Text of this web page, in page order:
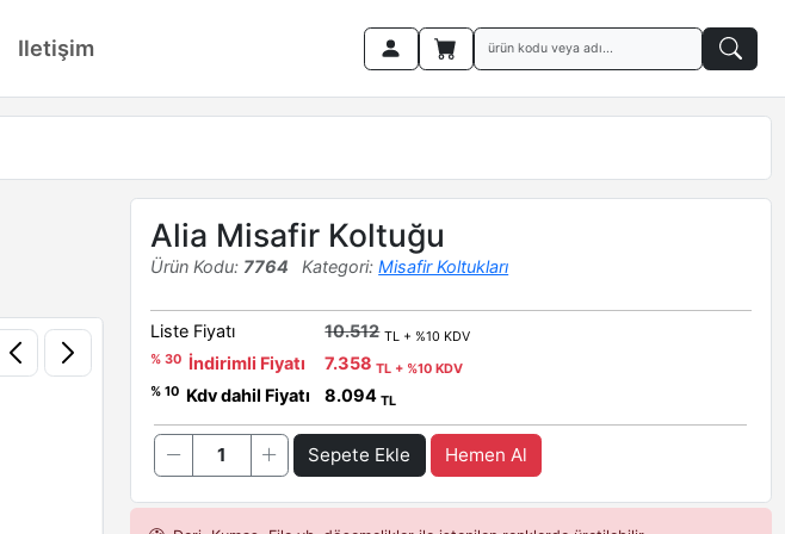
Iletişim
Alia Misafir Koltuğu
Ürün Kodu: 7764 Kategori:Misafir Koltukları
Liste Fiyatı 10.512 TL + %10 KDV
% 30 İndirimli Fiyatı 7.358TL + %10 KDV
% 10 Kdv dahil Fiyatı 8.094TL
Sepete Ekle Hemen Al